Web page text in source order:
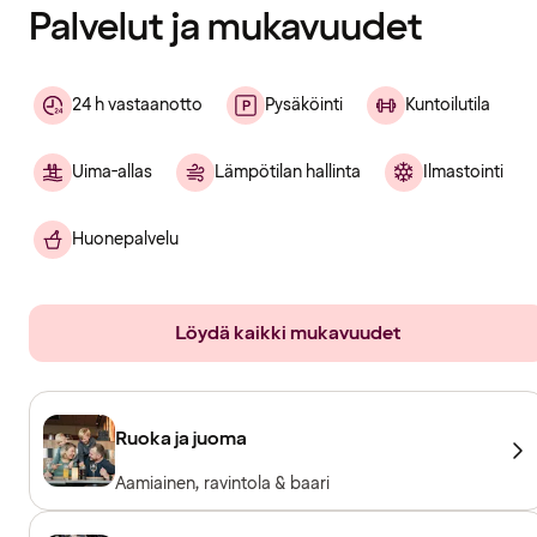
Palvelut ja mukavuudet
24 h vastaanotto Pysäköinti Kuntoilutila
Uima-allas Lämpötilan hallinta Ilmastointi
Huonepalvelu
Löydä kaikki mukavuudet
Ruoka ja juoma
Aamiainen, ravintola & baari